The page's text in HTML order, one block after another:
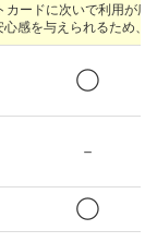
カードに次いで利用が
感を与えられるため、
◯
－
◯